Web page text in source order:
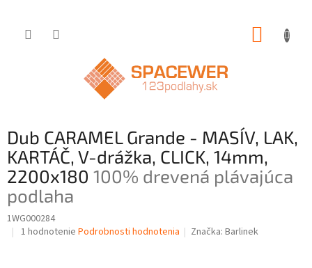
Dub CARAMEL Grande - MASÍV, LAK,
KARTÁČ, V-drážka, CLICK, 14mm,
2200x180 100% drevená plávajúca
podlaha
1WG000284
Priemerné
1 hodnotenie Podrobnosti hodnotenia Značka:Barlinek